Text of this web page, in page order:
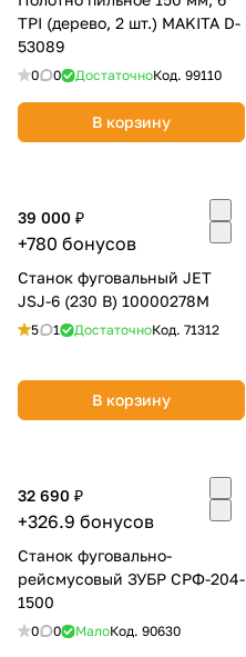
TPI (дерево, 2 шт.) MAKITA D-
53089
0 0 ДостаточноКод. 99110
В корзину
39 000 ₽
+780 бонусов
Станок фуговальный JET
JSJ-6 (230 В) 10000278M
5 1 ДостаточноКод. 71312
В корзину
32 690 ₽
+326.9 бонусов
Станок фуговально-
рейсмусовый ЗУБР СРФ-204-
1500
0 0 МалоКод. 90630